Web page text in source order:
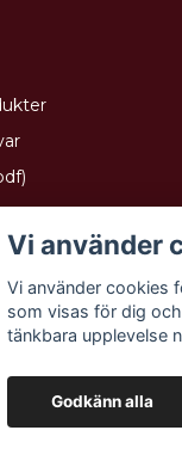
Vi använder
Vi använder cookies
som visas för dig
tänkbara upplevelse
Godkänn alla